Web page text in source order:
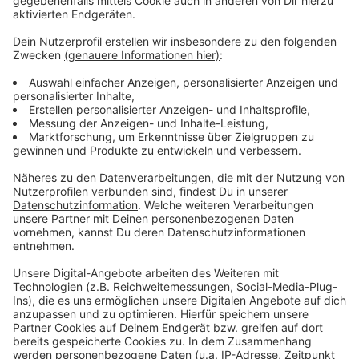
Anzeige
Das zufälligste Wissen der Welt mit Hendrik
Frost
Anzeige
Smartphone und Wikipedia haben die meisten von uns
quasi das sämtliches Wissen der Menschheit ständig
in der Hosentasche. Immerhin gibt es fast 3 Millionen
deutsche Wikipedia-Artikel. Und unser Moderator
alles mal jemand durchliest!'
Anzeige